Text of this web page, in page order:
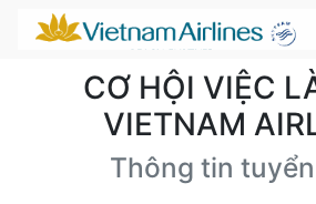
CƠ HỘI VIỆC
VIETNAM
Thông tin